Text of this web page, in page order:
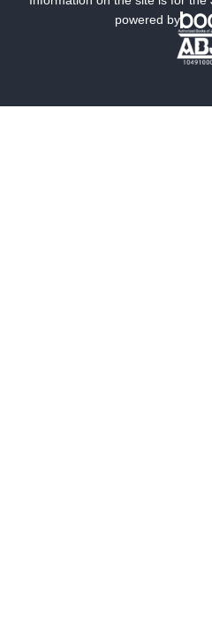
powered by